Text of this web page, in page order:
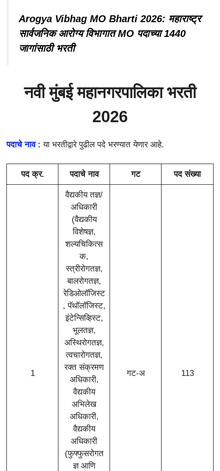
Arogya Vibhag MO Bharti 2026: महाराष्ट्र
सार्वजनिक आरोग्य विभागात MO पदाच्या 1440
जागांसाठी भरती
नवी मुंबई महानगरपालिका भरती
2026
पदाचे नाव : या भरतीद्वारे पुढील पदे भरण्यात येणार आहे.
पद क्र. पदाचे नाव गट पद संख्या
1
वैद्यकीय तज्ञ/
अधिकारी
(वैद्यकीय
विशेषज्ञ,
शल्यचिकित्स
क,
स्त्रीरोगतज्ञ,
बालरोगतज्ञ,
रेडिओलॉजिस्ट
, पॅथॉलॉजिस्ट,
इंटेन्सिव्हिस्ट,
भूलतज्ञ,
अस्थिरोगतज्ञ,
त्वचारोगतज्ञ,
रक्त संक्रमण
अधिकारी,
वैद्यकीय
अभिलेख
अधिकारी,
वैद्यकीय
अधिकारी
(फुफ्फुसरोगत
ज्ञ आणि
गट-अ 113